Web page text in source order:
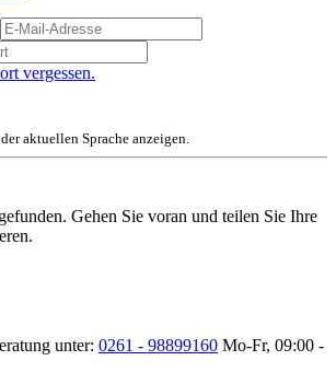
vergessen.
aktuellen Sprache anzeigen.
Gehen Sie voran und teilen Sie Ihre
unter: 0261 - 98899160 Mo-Fr, 09:00 -